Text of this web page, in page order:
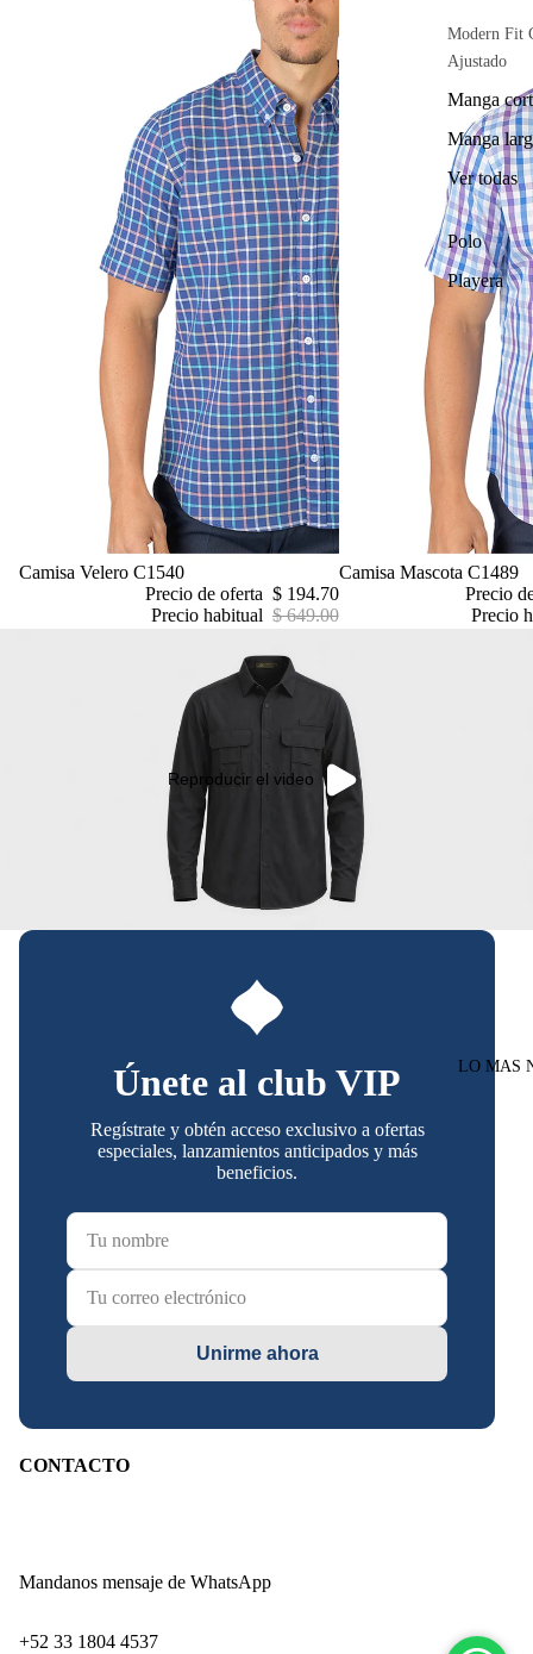
Modern Fit
Ajustado
Manga
Manga
Ver todas
Polo
Playera
LO MAS
Oferta
Camisa Velero C1540
Precio de oferta $ 194.70
Precio habitual $ 649.00
Oferta
Camisa Mascota C1489
Precio
Precio
Reproducir el video
Únete al club VIP
Regístrate y obtén acceso exclusivo a ofertas
especiales, lanzamientos anticipados y más
beneficios.
Unirme ahora
CONTACTO
Mandanos mensaje de WhatsApp
‪+52 33 1804 4537‬